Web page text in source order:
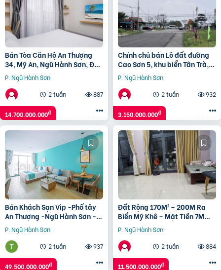
Bán Tòa Căn Hộ An Thượng
34, Mỹ An, Ngũ Hành Sơn, Đà
Nẵng
P. Ngũ Hành Sơn
2 tuần
887
14.700.000.000đ
Chính chủ bán Lô đất đường
Cao Sơn 5, khu biển Tân Trà,
giá đầu tư
P. Ngũ Hành Sơn
2 tuần
932
3.150.000.000đ
Bán Khách Sạn Vip -Phố tây
An Thượng -Ngũ Hành Sơn -
Giá chỉ 49,5 tỷ
P. Ngũ Hành Sơn
2 tuần
937
49.500.000.000đ
Đất Rộng 170M² – 200M Ra
Biển Mỹ Khê – Mặt Tiền 7M
Sát Bãi Biển Soa Biển Giá Hơn
11 Tỷ
P. Ngũ Hành Sơn
2 tuần
884
11.500.000.000đ